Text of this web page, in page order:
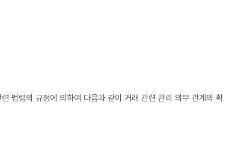
법령의 규정에 의하여 다음과 같이 거래 관련 관리 의무 관계의 확